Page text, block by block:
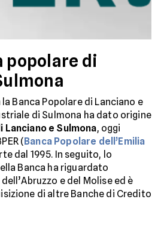
popolare di
la Banca Popolare di Lanciano e
di Sulmona ha dato origine
Lanciano e Sulmona, oggi
(Banca Popolare dell’Emilia
dal 1995. In seguito, lo
Banca ha riguardato
e del Molise ed è
di altre Banche di Credito